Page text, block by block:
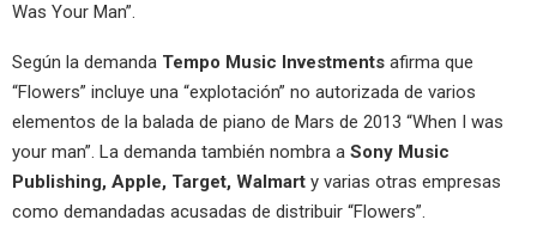
Was Your Man”.
Según la demanda Tempo Music Investments afirma que
“Flowers” incluye una “explotación” no autorizada de varios
elementos de la balada de piano de Mars de 2013 “When I was
your man”. La demanda también nombra a Sony Music
Publishing, Apple, Target, Walmart y varias otras empresas
como demandadas acusadas de distribuir “Flowers”.